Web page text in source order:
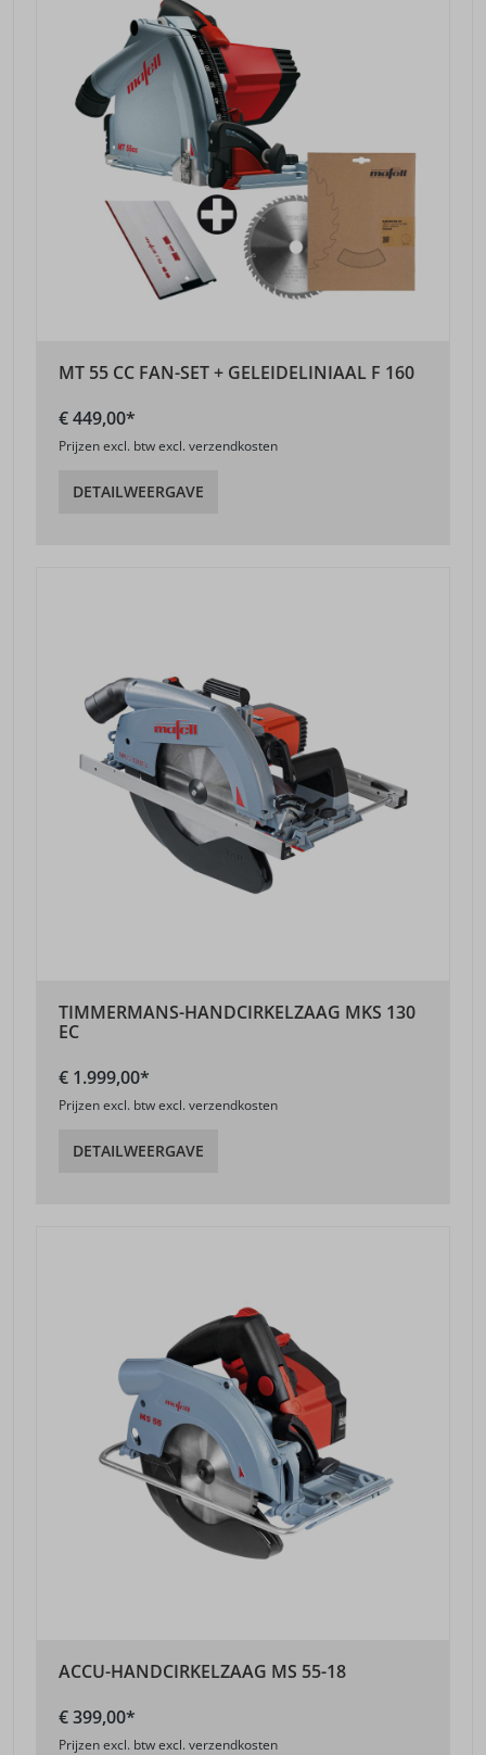
MT 55 CC FAN-SET + GELEIDELINIAAL F 160
€ 449,00*
Prijzen excl. btw excl. verzendkosten
DETAILWEERGAVE
TIMMERMANS-HANDCIRKELZAAG MKS 130
EC
€ 1.999,00*
Prijzen excl. btw excl. verzendkosten
DETAILWEERGAVE
ACCU-HANDCIRKELZAAG MS 55-18
€ 399,00*
Prijzen excl. btw excl. verzendkosten